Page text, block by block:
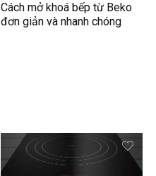
Cách mở khoá bếp từ Beko
đơn giản và nhanh chóng